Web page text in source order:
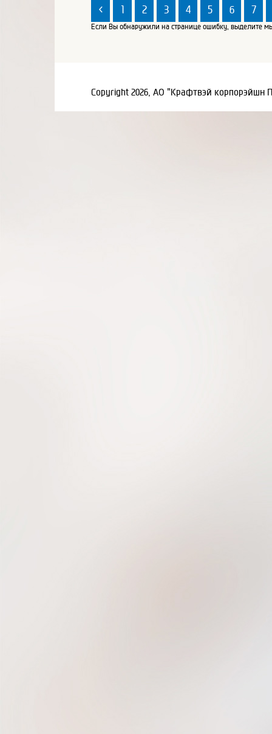
< 1 2 3 4 5 6 7
Если Вы обнаружили на странице ошибку, выделите
Copyright 2026, АО "Крафтвэй корпорэйшн